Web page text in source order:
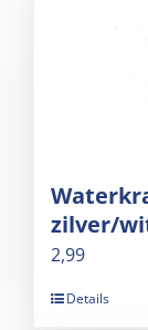
zilver/
2,99
Details